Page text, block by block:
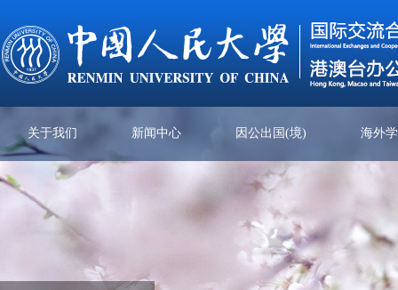
关于我们 新闻中心 因公出国(境) 海外